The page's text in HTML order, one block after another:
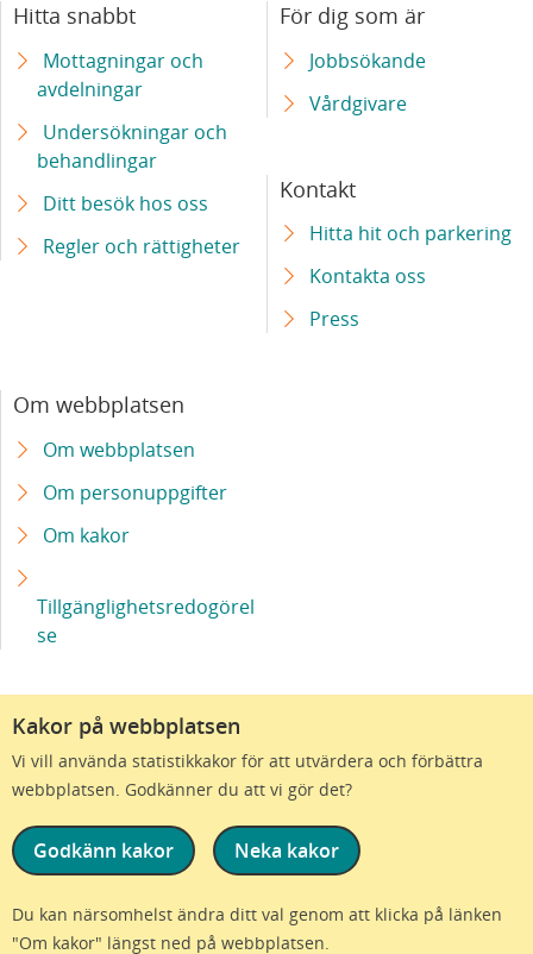
Kakor på webbplatsen
Vi vill använda statistikkakor för att utvärdera och förbättra
webbplatsen. Godkänner du att vi gör det?
Godkänn kakor Neka kakor
Du kan närsomhelst ändra ditt val genom att klicka på länken
"Om kakor" längst ned på webbplatsen.
Hitta snabbt
Mottagningar och
avdelningar
Undersökningar och
behandlingar
Ditt besök hos oss
Regler och rättigheter
För dig som är
Jobbsökande
Vårdgivare
Kontakt
Hitta hit och parkering
Kontakta oss
Press
Om webbplatsen
Om webbplatsen
Om personuppgifter
Om kakor
Tillgänglighetsredogörel
se
Vi är en del av Region Skåne